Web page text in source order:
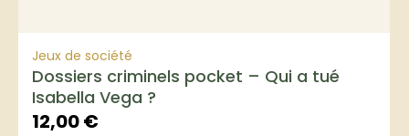
Jeux de société
Dossiers criminels pocket – Qui a tué
Isabella Vega ?
12,00€